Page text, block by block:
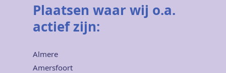
Plaatsen waar wij o.a.
actief zijn:
Almere
Amersfoort